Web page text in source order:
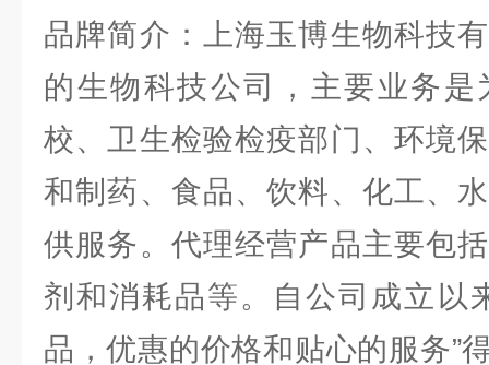
品牌简介：上海玉博生物科技
的生物科技公司，主要业务
校、卫生检验检疫部门、环境
和制药、食品、饮料、化工、
供服务。代理经营产品主要包
剂和消耗品等。自公司成立以
品，优惠的价格和贴心的服务”